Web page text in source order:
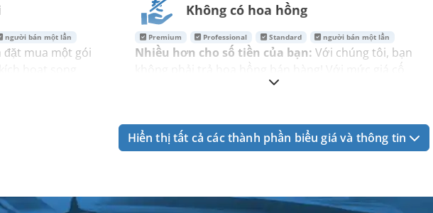
người bán một lần
đặt mua một gói
hoạt song
đổi trong suốt
Không có hoa hồng
Premium Professional Standard người bán một lần
Nhiều hơn cho số tiền của bạn: Với chúng tôi, bạn
không phải trả hoa hồng bán hàng! Với mức giá cố
định hàng tháng hợp lý, tất cả các chi phí trong gói
Hiển thị tất cả các thành phần biểu giá và thông tin